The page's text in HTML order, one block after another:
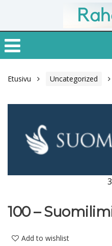
Etusivu Uncategorized
100 –
Add to wishlist